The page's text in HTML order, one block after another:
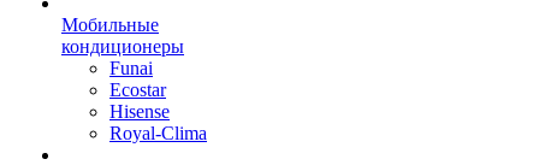
Мобильные
кондиционеры
Funai
Ecostar
Hisense
Royal-Clima